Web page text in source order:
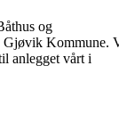
og
Gjøvik Kommune.
anlegget vårt i